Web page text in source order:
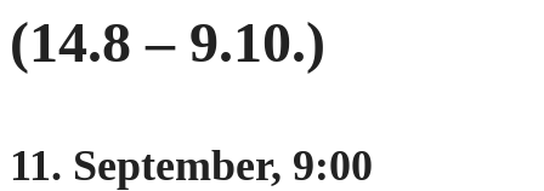
(14.8 – 9.10.)
11. September, 9:00